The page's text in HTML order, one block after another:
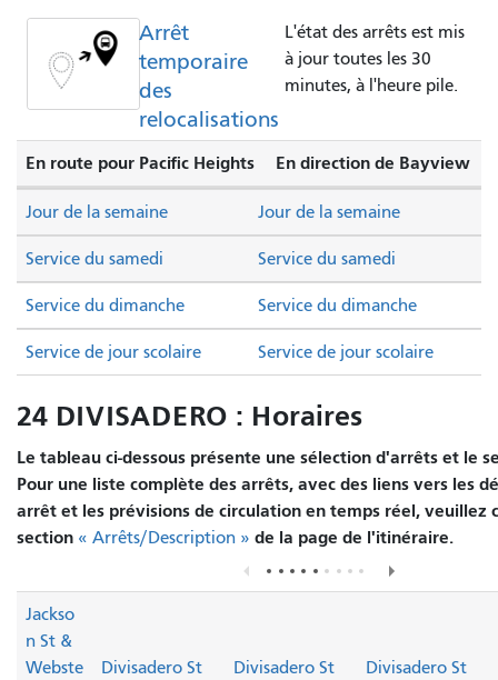
Arrêt
temporaire
des
relocalisations
L'état des arrêts est mis
à jour toutes les 30
minutes, à l'heure pile.
En route pour Pacific Heights En direction de Bayview
Service du samedi Service du samedi
Service du dimanche Service du dimanche
Jour de la semaine Jour de la semaine
Service de jour scolaire Service de jour scolaire
24 DIVISADERO : Horaires
Le tableau ci-dessous présente une sélection d'arrêts et le
Pour une liste complète des arrêts, avec des liens vers les
arrêt et les prévisions de circulation en temps réel, veuillez
section « Arrêts/Description » de la page de l'itinéraire.
Jackso
n St &
Webste
Divisadero St
Divisadero St
Divisadero St